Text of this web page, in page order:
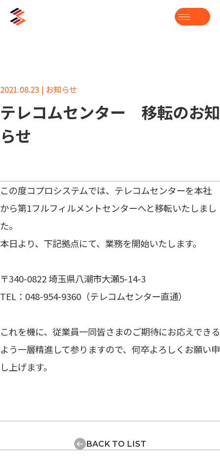
2021.08.23 | お知らせ
テレコムセンター 移転のお知
らせ
この度コプロシステムでは、テレコムセンターを本社
から第1フルフィルメントセンターへと移転いたしまし
た。
本日より、下記拠点にて、業務を開始いたします。
〒340-0822 埼玉県八潮市大瀬5-14-3
TEL：048-954-9360（テレコムセンター直通）
これを機に、従業員一同皆さまのご期待にお応えできる
よう一層精進して参りますので、何卒よろしくお願い申
し上げます。
BACK TO LIST